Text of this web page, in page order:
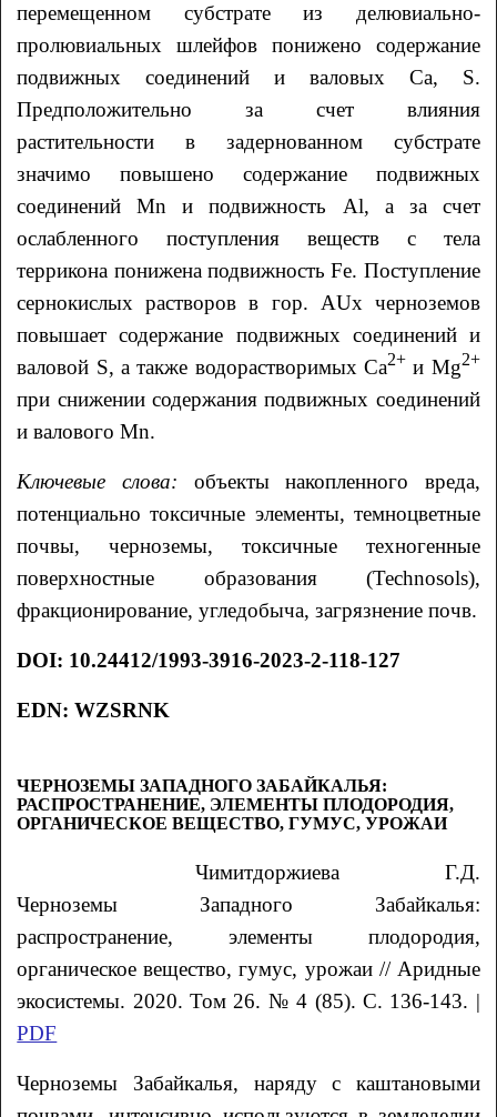
перемещенном субстрате из делювиально-
пролювиальных шлейфов понижено содержание
подвижных соединений и валовых Ca, S.
Предположительно за счет влияния
растительности в задернованном субстрате
значимо повышено содержание подвижных
соединений Mn и подвижность Al, а за счет
ослабленного поступления веществ с тела
террикона понижена подвижность Fe. Поступление
сернокислых растворов в гор. AUx черноземов
повышает содержание подвижных соединений и
валовой S, а также водорастворимых Ca2+ и Mg2+
при снижении содержания подвижных соединений
и валового Mn.
Ключевые слова: объекты накопленного вреда,
потенциально токсичные элементы, темноцветные
почвы, черноземы, токсичные техногенные
поверхностные образования (Technosols),
фракционирование, угледобыча, загрязнение почв.
DOI: 10.24412/1993-3916-2023-2-118-127
EDN: WZSRNK
ЧЕРНОЗЕМЫ ЗАПАДНОГО ЗАБАЙКАЛЬЯ:
РАСПРОСТРАНЕНИЕ, ЭЛЕМЕНТЫ ПЛОДОРОДИЯ,
ОРГАНИЧЕСКОЕ ВЕЩЕСТВО, ГУМУС, УРОЖАИ
Чимитдоржиева Г.Д.
Черноземы Западного Забайкалья:
распространение, элементы плодородия,
органическое вещество, гумус, урожаи // Аридные
экосистемы. 2020. Том 26. № 4 (85). С. 136-143. |
PDF
Черноземы Забайкалья, наряду с каштановыми